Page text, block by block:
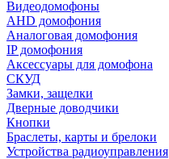
Видеодомофоны
AHD домофония
Аналоговая домофония
IP домофония
Аксессуары для домофона
СКУД
Замки, защелки
Дверные доводчики
Кнопки
Браслеты, карты и брелоки
Устройства радиоуправления